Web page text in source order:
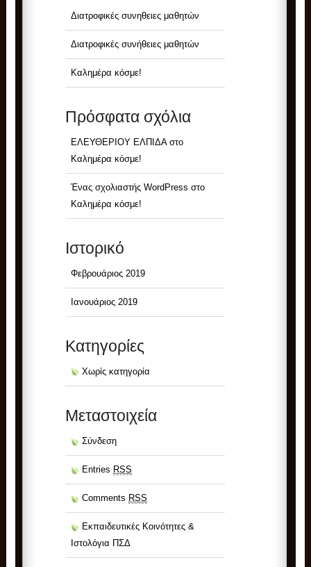
Διατροφικές συνηθειες μαθητών
Διατροφικές συνήθειες μαθητών
Καλημέρα κόσμε!
Πρόσφατα σχόλια
ΕΛΕΥΘΕΡΙΟΥ ΕΛΠΙΔΑστο
Καλημέρα κόσμε!
Ένας σχολιαστής WordPress στο
Καλημέρα κόσμε!
Ιστορικό
Φεβρουάριος 2019
Ιανουάριος 2019
Kατηγορίες
Χωρίς κατηγορία
Μεταστοιχεία
Σύνδεση
Entries RSS
Comments RSS
Εκπαιδευτικές Κοινότητες &
Ιστολόγια ΠΣΔ